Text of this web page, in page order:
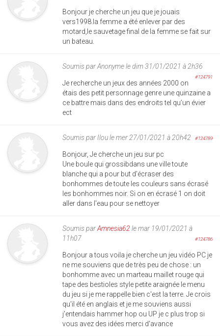
Bonjour je cherche un jeu que je jouais
vers1998.la femme a été enlever par des
motard,le sauvetage final de la femme se fait sur
un bateau.
Soumis parAnonymele dim 31/01/2021 à 2h36
#124791
Je recherche un jeux des années 2000 on
étais des petit personnage genre une quinzaine a
ce battre mais dans des endroits tel qu’un évier
ect
Soumis par Iloule mer 27/01/2021 à 20h42 #124789
Bonjour, Je cherche un jeu sur pc
Une boule qui grossibdans une ville toute
blanche qui a pour but d'écraser des
bonhommes de toute les couleurs sans écrasé
les bonhommes noir. Si on en écrasé 1 on doit
aller dans l'eau pour se nettoyer
Soumis parAmnesia62 le mar 19/01/2021 à
11h07
#124786
Bonjour a tous voila je cherche un jeu vidéo PC je
ne me souviens que de très peu de chose : un
bonhomme avec un marteau maillet rouge qui
tape des bestioles style petite araignée le menu
du jeu si je me rappelle bien c'est la terre. Je crois
qu'il été en anglais et je me souviens aussi
j'entendais hammer hop ou UP je c plus trop si
vous avez des idées merci d'avance